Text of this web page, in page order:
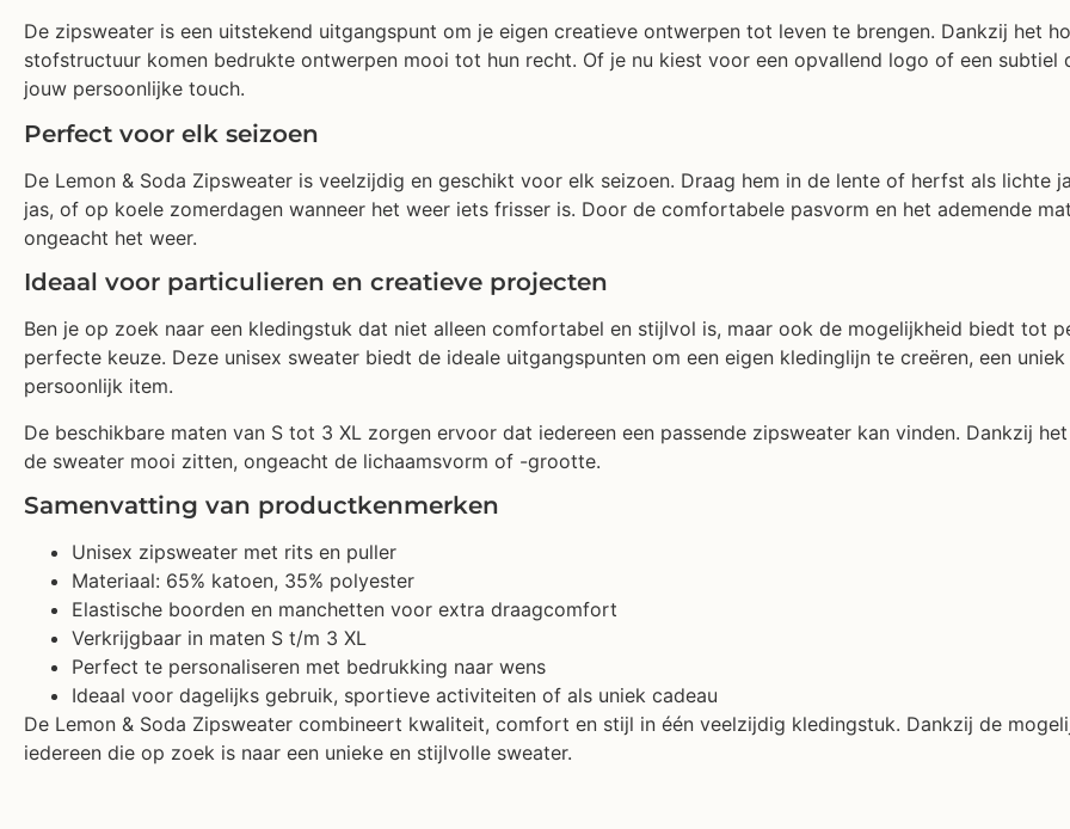
De zipsweater is een uitstekend uitgangspunt om je eigen creatieve ontwerpen tot leven te brengen. Dankzij het
stofstructuur komen bedrukte ontwerpen mooi tot hun recht. Of je nu kiest voor een opvallend logo of een
jouw persoonlijke touch.
Perfect voor elk seizoen
De Lemon & Soda Zipsweater is veelzijdig en geschikt voor elk seizoen. Draag hem in de lente of herfst als lichte
jas, of op koele zomerdagen wanneer het weer iets frisser is. Door de comfortabele pasvorm en het ademende
ongeacht het weer.
Ideaal voor particulieren en creatieve projecten
Ben je op zoek naar een kledingstuk dat niet alleen comfortabel en stijlvol is, maar ook de mogelijkheid biedt tot
perfecte keuze. Deze unisex sweater biedt de ideale uitgangspunten om een eigen kledinglijn te creëren, een
persoonlijk item.
De beschikbare maten van S tot 3 XL zorgen ervoor dat iedereen een passende zipsweater kan vinden. Dankzij
de sweater mooi zitten, ongeacht de lichaamsvorm of -grootte.
Samenvatting van productkenmerken
Unisex zipsweater met rits en puller
Materiaal: 65% katoen, 35% polyester
Elastische boorden en manchetten voor extra draagcomfort
Verkrijgbaar in maten S t/m 3 XL
Perfect te personaliseren met bedrukking naar wens
Ideaal voor dagelijks gebruik, sportieve activiteiten of als uniek cadeau
De Lemon & Soda Zipsweater combineert kwaliteit, comfort en stijl in één veelzijdig kledingstuk. Dankzij de
iedereen die op zoek is naar een unieke en stijlvolle sweater.